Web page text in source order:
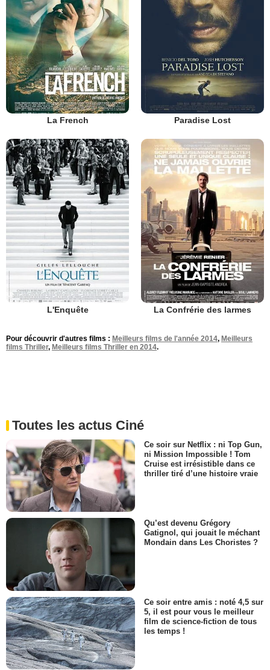
La French Paradise Lost
L'Enquête La Confrérie des larmes
Pour découvrir d'autres films : Meilleurs films de l'année 2014, Meilleurs
films Thriller, Meilleurs films Thriller en 2014.
Toutes les actus Ciné
Ce soir sur Netflix : ni Top Gun,
ni Mission Impossible ! Tom
Cruise est irrésistible dans ce
thriller tiré d’une histoire vraie
Qu’est devenu Grégory
Gatignol, qui jouait le méchant
Mondain dans Les Choristes ?
Ce soir entre amis : noté 4,5 sur
5, il est pour vous le meilleur
film de science-fiction de tous
les temps !